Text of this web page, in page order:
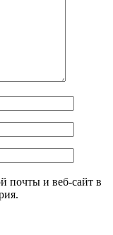
почты и веб-сайт в